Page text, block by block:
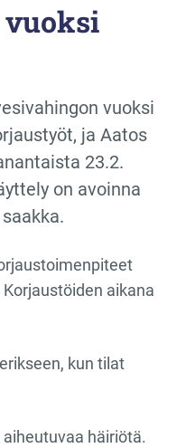
vuoksi
ja Aatos
23.2.
on avoinna
aikana
kun tilat
häiriötä.